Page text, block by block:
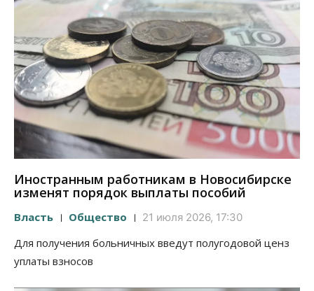
Иностранным работникам в Новосибирске
изменят порядок выплаты пособий
Власть Общество 21 июля 2026, 17:30
Для получения больничных введут полугодовой ценз
уплаты взносов